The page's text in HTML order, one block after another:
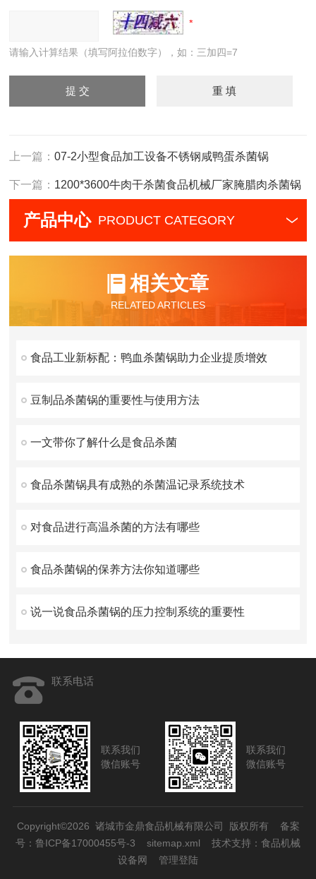
请输入计算结果（填写阿拉伯数字），如：三加四=7
上一篇：07-2小型食品加工设备不锈钢咸鸭蛋杀菌锅
下一篇： 1200*3600牛肉干杀菌食品机械厂家腌腊肉杀菌锅
产品中心 PRODUCT CATEGORY
相关文章
RELATED ARTICLES
食品工业新标配：鸭血杀菌锅助力企业提质增效
豆制品杀菌锅的重要性与使用方法
一文带你了解什么是食品杀菌
食品杀菌锅具有成熟的杀菌温记录系统技术
对食品进行高温杀菌的方法有哪些
食品杀菌锅的保养方法你知道哪些
说一说食品杀菌锅的压力控制系统的重要性
联系电话
联系我们
微信账号
联系我们
微信账号
Copyright©2026 诸城市金鼎食品机械有限公司 版权所有 备案
号：鲁ICP备17000455号-3
sitemap.xml 技术支持： 食品机械
设备网
管理登陆